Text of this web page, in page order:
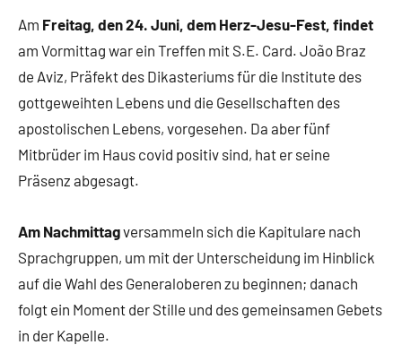
Am Freitag, den 24. Juni, dem Herz-Jesu-Fest, findet
am Vormittag war ein Treffen mit S.E. Card. João Braz
de Aviz, Präfekt des Dikasteriums für die Institute des
gottgeweihten Lebens und die Gesellschaften des
apostolischen Lebens, vorgesehen. Da aber fünf
Mitbrüder im Haus covid positiv sind, hat er seine
Präsenz abgesagt.
Am Nachmittagversammeln sich die Kapitulare nach
Sprachgruppen, um mit der Unterscheidung im Hinblick
auf die Wahl des Generaloberen zu beginnen; danach
folgt ein Moment der Stille und des gemeinsamen Gebets
in der Kapelle.